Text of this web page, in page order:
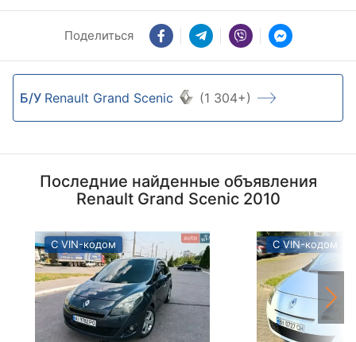
Поделиться
Б/У Renault Grand Scenic (1 304+)
Последние найденные объявления
Renault Grand Scenic 2010
С VIN-кодом С VIN-кодом